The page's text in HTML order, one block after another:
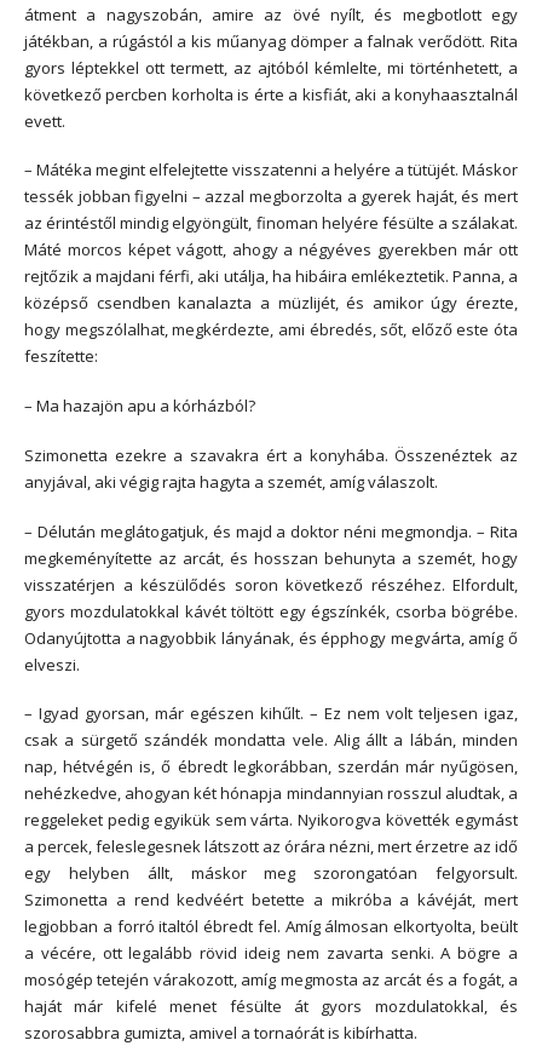
átment a nagyszobán, amire az övé nyílt, és megbotlott egy
játékban, a rúgástól a kis műanyag dömper a falnak verődött. Rita
gyors léptekkel ott termett, az ajtóból kémlelte, mi történhetett, a
következő percben korholta is érte a kisfiát, aki a konyhaasztalnál
evett.
– Mátéka megint elfelejtette visszatenni a helyére a tütüjét. Máskor
tessék jobban figyelni – azzal megborzolta a gyerek haját, és mert
az érintéstől mindig elgyöngült, finoman helyére fésülte a szálakat.
Máté morcos képet vágott, ahogy a négyéves gyerekben már ott
rejtőzik a majdani férfi, aki utálja, ha hibáira emlékeztetik. Panna, a
középső csendben kanalazta a müzlijét, és amikor úgy érezte,
hogy megszólalhat, megkérdezte, ami ébredés, sőt, előző este óta
feszítette:
– Ma hazajön apu a kórházból?
Szimonetta ezekre a szavakra ért a konyhába. Összenéztek az
anyjával, aki végig rajta hagyta a szemét, amíg válaszolt.
– Délután meglátogatjuk, és majd a doktor néni megmondja. – Rita
megkeményítette az arcát, és hosszan behunyta a szemét, hogy
visszatérjen a készülődés soron következő részéhez. Elfordult,
gyors mozdulatokkal kávét töltött egy égszínkék, csorba bögrébe.
Odanyújtotta a nagyobbik lányának, és épphogy megvárta, amíg ő
elveszi.
– Igyad gyorsan, már egészen kihűlt. – Ez nem volt teljesen igaz,
csak a sürgető szándék mondatta vele. Alig állt a lábán, minden
nap, hétvégén is, ő ébredt legkorábban, szerdán már nyűgösen,
nehézkedve, ahogyan két hónapja mindannyian rosszul aludtak, a
reggeleket pedig egyikük sem várta. Nyikorogva követték egymást
a percek, feleslegesnek látszott az órára nézni, mert érzetre az idő
egy helyben állt, máskor meg szorongatóan felgyorsult.
Szimonetta a rend kedvéért betette a mikróba a kávéját, mert
legjobban a forró italtól ébredt fel. Amíg álmosan elkortyolta, beült
a vécére, ott legalább rövid ideig nem zavarta senki. A bögre a
mosógép tetején várakozott, amíg megmosta az arcát és a fogát, a
haját már kifelé menet fésülte át gyors mozdulatokkal, és
szorosabbra gumizta, amivel a tornaórát is kibírhatta.